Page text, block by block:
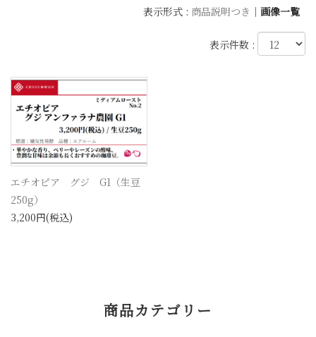
表示形式 : 商品説明つき ｜ 画像一覧
表示件数 :
エチオピア グジ G1（生豆
250g）
3,200円(税込)
商品カテゴリー